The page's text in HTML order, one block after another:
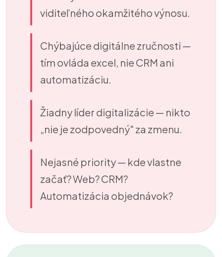
viditeľného okamžitého výnosu.
Chýbajúce digitálne zručnosti —
tím ovláda excel, nie CRM ani
automatizáciu.
Žiadny líder digitalizácie — nikto
„nie je zodpovedný" za zmenu.
Nejasné priority— kde vlastne
začať? Web? CRM?
Automatizácia objednávok?